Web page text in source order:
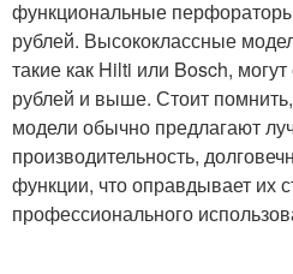
функциональные
рублей. Высококлассные
такие как Hilti или Bosch,
рублей и выше. Стоит
модели обычно предлагают
производительность,
функции, что оправдывает их
профессионального